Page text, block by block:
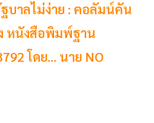
บาลไม่ง่าย : คอลัมน์คัน
หนังสือพิมพ์ฐาน
โดย... นาย NO